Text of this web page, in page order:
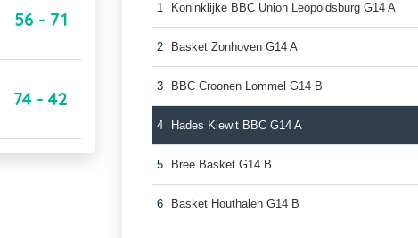
56 - 71
74 - 42
1 Koninklijke BBC Union Leopoldsburg G14 A
2 Basket Zonhoven G14 A
3 BBC Croonen Lommel G14 B
4 Hades Kiewit BBC G14 A
5 Bree Basket G14 B
6 Basket Houthalen G14 B